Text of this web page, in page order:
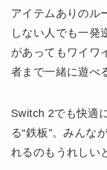
アイテムありのル
しない人でも一発
があってもワイワ
者まで一緒に遊べ
Switch 2でも快適
る“鉄板”。みんな
れるのもうれしい